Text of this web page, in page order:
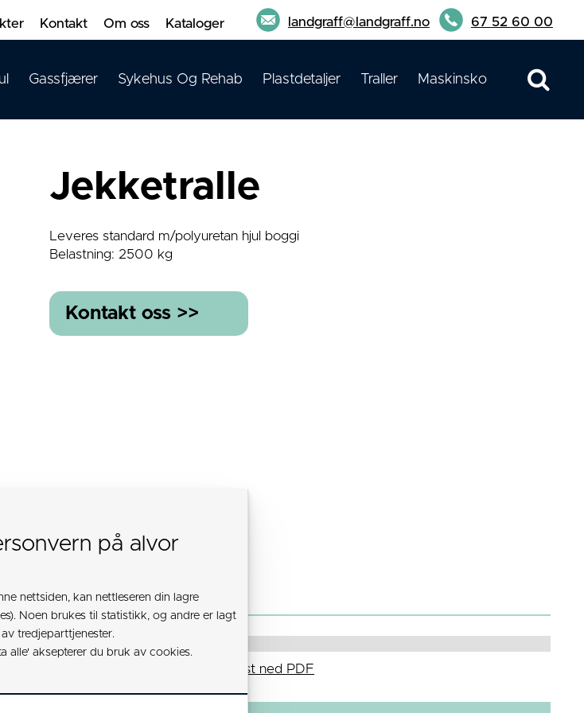
Kontakt Om oss Kataloger landgraff@landgraff.no 67 52 60 00
Gassfjærer Sykehus Og Rehab Plastdetaljer Traller Maskinsko
Jekketralle
Leveres standard m/polyuretan hjul boggi
Belastning: 2500 kg
Kontakt oss >>
Last ned PDF
på alvor
nettsiden, kan nettleseren din lagre
Noen brukes til statistikk, og andre er lagt
tredjeparttjenester.
alle' aksepterer du bruk av cookies.